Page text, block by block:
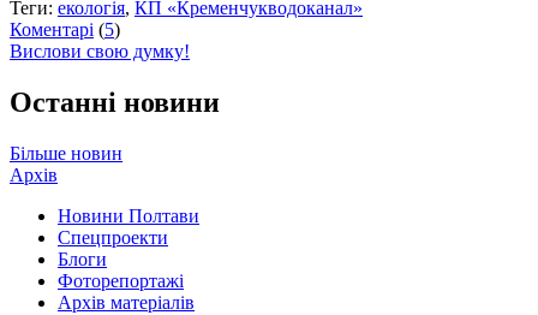
Теги: екологія, КП «Кременчукводоканал»
Коментарі (5)
Вислови свою думку!
Останні новини
Більше новин
Архів
Новини Полтави
Спецпроекти
Блоги
Фоторепортажі
Архів матеріалів